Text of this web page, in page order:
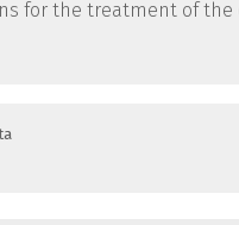
for the treatment of the